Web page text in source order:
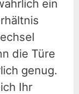
ein
die Türe
genug.
Ihr